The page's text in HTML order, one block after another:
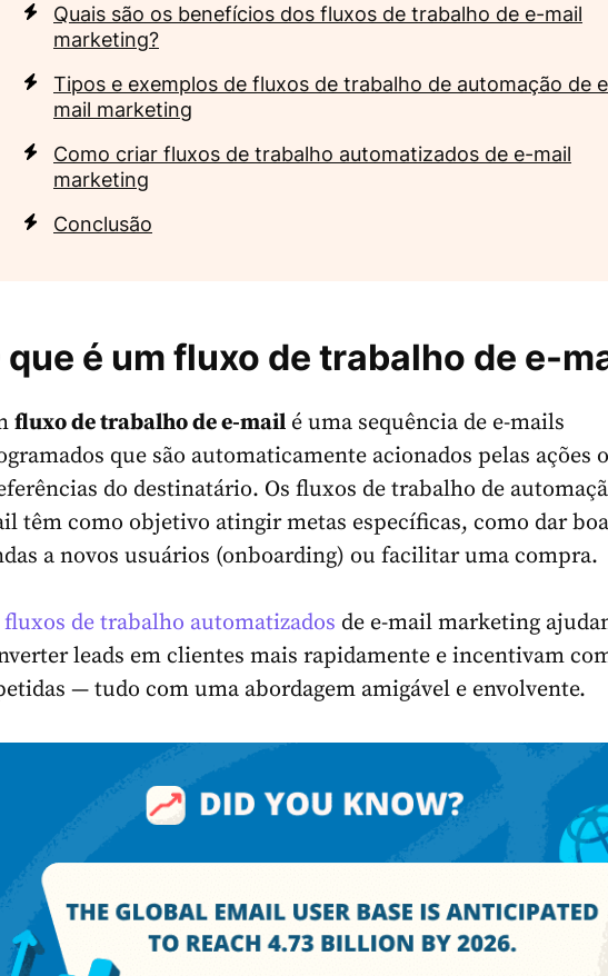
Quais são os benefícios dos fluxos de trabalho de e-mail
marketing?
Tipos e exemplos de fluxos de trabalho de automação de
mail marketing
Como criar fluxos de trabalho automatizados de e-mail
marketing
Conclusão
que é um fluxo de trabalho de e-
fluxo de trabalho de e-mail é uma sequência de e-mails
que são automaticamente acionados pelas ações
do destinatário. Os fluxos de trabalho de
têm como objetivo atingir metas específicas, como dar
a novos usuários (onboarding) ou facilitar uma compra.
fluxos de trabalho automatizados de e-mail marketing
leads em clientes mais rapidamente e incentivam
— tudo com uma abordagem amigável e envolvente.